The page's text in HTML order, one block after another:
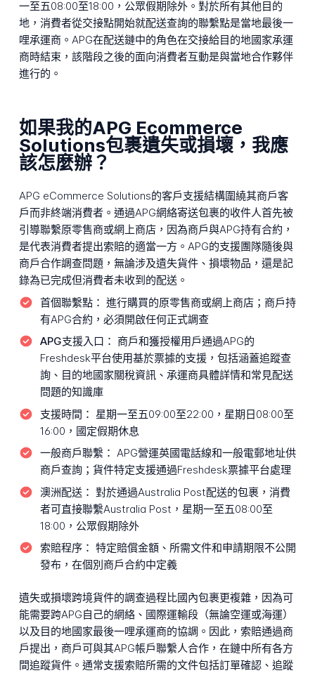
一至五08:00至18:00，公眾假期除外。對於所有其他目的
地，消費者從交接點開始就配送查詢的聯繫點是當地最後一
哩承運商。APG在配送鏈中的角色在交接給目的地國家承運
商時結束，該階段之後的面向消費者互動是與當地合作夥伴
進行的。
如果我的APG Ecommerce
Solutions包裹遺失或損壞，我應
該怎麼辦？
APG eCommerce Solutions的客戶支援結構圍繞其商戶客
戶而非終端消費者。通過APG網絡寄送包裹的收件人首先被
引導聯繫原零售商或網上商店，因為商戶與APG持有合約，
是代表消費者提出索賠的適當一方。APG的支援團隊隨後與
商戶合作調查問題，無論涉及遺失貨件、損壞物品，還是記
錄為已完成但消費者未收到的配送。
首個聯繫點： 進行購買的原零售商或網上商店；商戶持
有APG合約，必須開啟任何正式調查
APG支援入口： 商戶和獲授權用戶通過APG的
Freshdesk平台使用基於票據的支援，包括涵蓋追蹤查
詢、目的地國家關稅資訊、承運商具體詳情和常見配送
問題的知識庫
支援時間： 星期一至五09:00至22:00，星期日08:00至
16:00，國定假期休息
一般商戶聯繫： APG營運英國電話線和一般電郵地址供
商戶查詢；貨件特定支援通過Freshdesk票據平台處理
澳洲配送： 對於通過Australia Post配送的包裹，消費
者可直接聯繫Australia Post，星期一至五08:00至
18:00，公眾假期除外
索賠程序： 特定賠償金額、所需文件和申請期限不公開
發布，在個別商戶合約中定義
遺失或損壞跨境貨件的調查過程比國內包裹更複雜，因為可
能需要跨APG自己的網絡、國際運輸段（無論空運或海運）
以及目的地國家最後一哩承運商的協調。因此，索賠通過商
戶提出，商戶可與其APG帳戶聯繫人合作，在鏈中所有各方
間追蹤貨件。通常支援索賠所需的文件包括訂單確認、追蹤